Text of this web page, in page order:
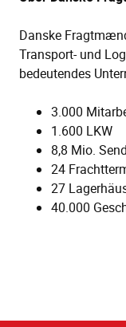
Danske
Transport- und
bedeutendes
3.000
1.600 LKW
8,8 Mio.
24
27
40.000